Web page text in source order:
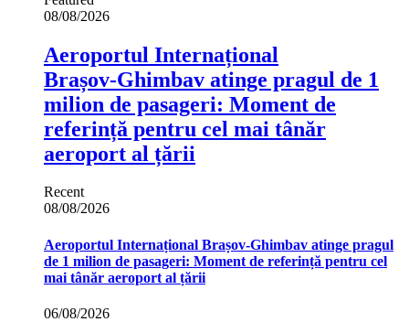
08/08/2026
Aeroportul Internațional
Brașov‑Ghimbav atinge pragul de 1
milion de pasageri: Moment de
referință pentru cel mai tânăr
aeroport al țării
Recent
08/08/2026
Aeroportul Internațional Brașov‑Ghimbav atinge pragul
de 1 milion de pasageri: Moment de referință pentru cel
mai tânăr aeroport al țării
06/08/2026